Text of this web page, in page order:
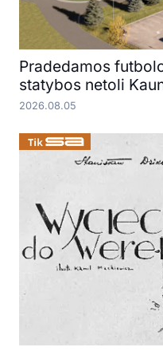
Pradedamos
statybos netoli
2026.08.05